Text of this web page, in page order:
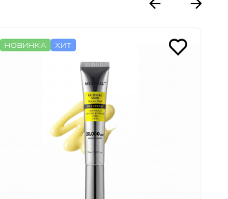
НОВИНКА ХИТ